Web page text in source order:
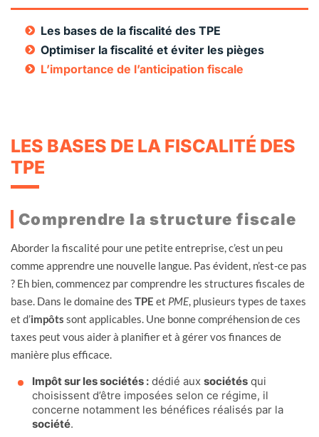
LES BASES DE LA FISCALITÉ DES
TPE
Comprendre la structure fiscale
Aborder la fiscalité pour une petite entreprise, c’est un peu
comme apprendre une nouvelle langue. Pas évident, n’est-ce pas
? Eh bien, commencez par comprendre les structures fiscales de
base. Dans le domaine des TPE et PME , plusieurs types de taxes
et d’impôts sont applicables. Une bonne compréhension de ces
taxes peut vous aider à planifier et à gérer vos finances de
manière plus efficace.
Impôt sur les sociétés : dédié aux sociétés qui
choisissent d’être imposées selon ce régime, il
concerne notamment les bénéfices réalisés par la
société.
Les bases de la fiscalité des TPE
Optimiser la fiscalité et éviter les pièges
L’importance de l’anticipation fiscale